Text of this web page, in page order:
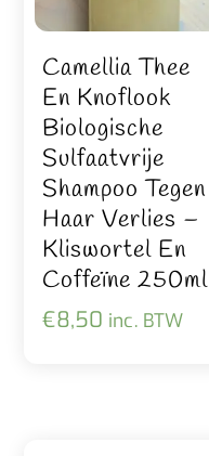
Camellia Thee
En Knoflook
Biologische
Sulfaatvrije
Shampoo Tegen
Haar Verlies –
Kliswortel En
Coffeïne 250ml
€8,50 inc. BTW